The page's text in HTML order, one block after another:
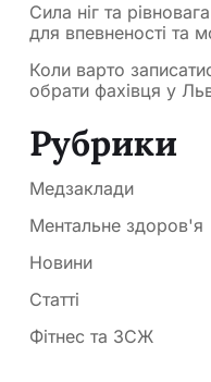
Сила ніг та
для впевненості та
Коли варто
обрати фахівця у
Рубрики
Медзаклади
Ментальне здоров'я
Новини
Статті
Фітнес та ЗСЖ